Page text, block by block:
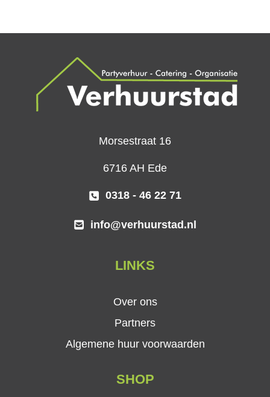
Morsestraat 16
6716 AH Ede
0318 - 46 22 71
info@verhuurstad.nl
LINKS
Over ons
Partners
Algemene huur voorwaarden
SHOP